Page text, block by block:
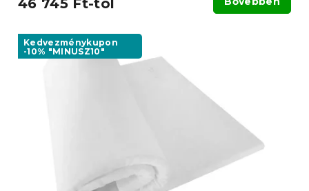
46 745 Ft-tól
Kedvezménykupon
-10% "MINUSZ10"